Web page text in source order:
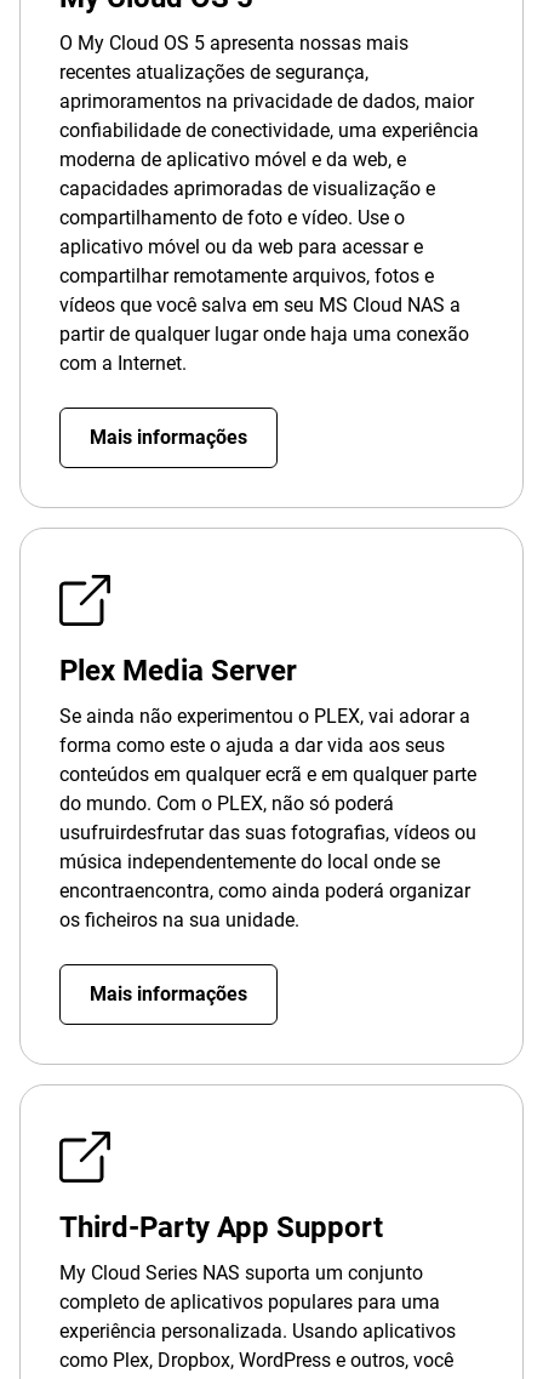
O My Cloud OS 5 apresenta nossas mais
recentes atualizações de segurança,
aprimoramentos na privacidade de dados, maior
confiabilidade de conectividade, uma experiência
moderna de aplicativo móvel e da web, e
capacidades aprimoradas de visualização e
compartilhamento de foto e vídeo. Use o
aplicativo móvel ou da web para acessar e
compartilhar remotamente arquivos, fotos e
vídeos que você salva em seu MS Cloud NAS a
partir de qualquer lugar onde haja uma conexão
com a Internet.
Mais informações
Plex Media Server
Se ainda não experimentou o PLEX, vai adorar a
forma como este o ajuda a dar vida aos seus
conteúdos em qualquer ecrã e em qualquer parte
do mundo. Com o PLEX, não só poderá
usufruirdesfrutar das suas fotografias, vídeos ou
música independentemente do local onde se
encontraencontra, como ainda poderá organizar
os ficheiros na sua unidade.
Mais informações
Third-Party App Support
My Cloud Series NAS suporta um conjunto
completo de aplicativos populares para uma
experiência personalizada. Usando aplicativos
como Plex, Dropbox, WordPress e outros, você